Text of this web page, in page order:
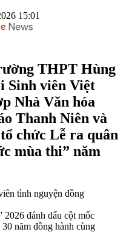
15:01
THPT Hùng
Sinh viên Việt
Nhà Văn hóa
Thanh Niên và
chức Lễ ra quân
mùa thi” năm
2026 đánh dấu cột mốc
năm đồng hành cùng